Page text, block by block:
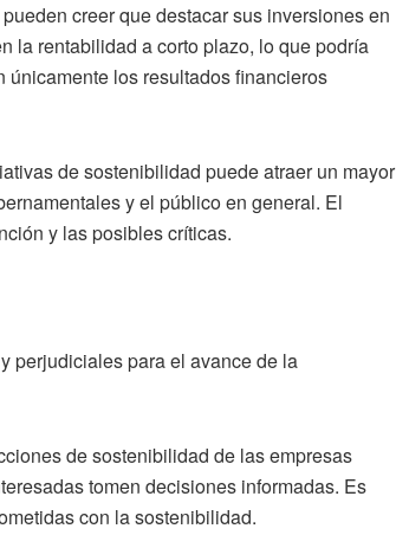
creer que destacar sus inversiones en
la rentabilidad a corto plazo, lo que podría
los resultados financieros
de sostenibilidad puede atraer un mayor
y el público en general. El
y las posibles críticas.
perjudiciales para el avance de la
de sostenibilidad de las empresas
tomen decisiones informadas. Es
con la sostenibilidad.